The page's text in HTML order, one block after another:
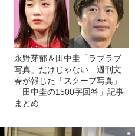
永野芽郁＆田中圭「ラブラブ
写真」だけじゃない…週刊文
春が報じた「スクープ写真」
「田中圭の1500字回答」記事
まとめ